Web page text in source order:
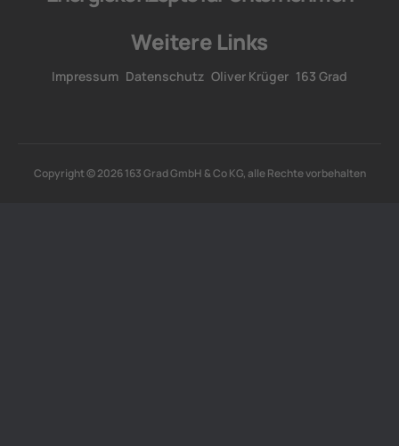
Weitere Links
Impressum Datenschutz Oliver Krüger 163 Grad
Copyright © 2026 163 Grad GmbH & Co KG, alle Rechte vorbehalten